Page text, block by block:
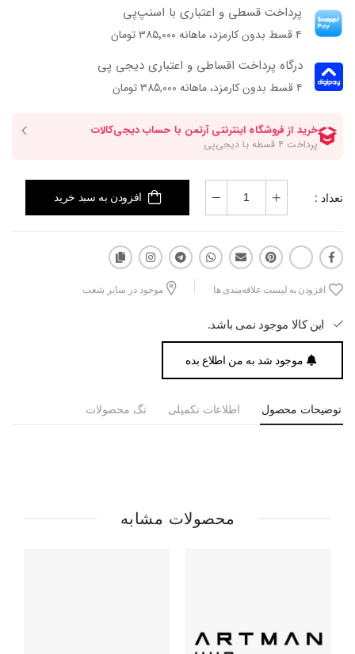
پرداخت قسطی و اعتباری با اسنپ‌پی
۴ قسط بدون کارمزد، ماهانه ۳۸۵٬۰۰۰ تومان
درگاه پرداخت اقساطی و اعتباری دیجی پی
۴ قسط بدون کارمزد، ماهانه 385,000 تومان
تعداد : افزودن به سبد خرید
افزودن به لیست علاقه‌مندی ها موجود در سایر شعب
این کالا موجود نمی باشد.
موجود شد به من اطلاع بده
توضیحات محصول اطلاعات تکمیلی تگ محصولات
محصولات مشابه